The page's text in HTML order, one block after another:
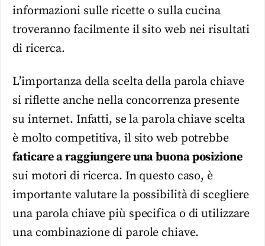
informazioni sulle ricette o sulla cucina
troveranno facilmente il sito web nei risultati
di ricerca.
L’importanza della scelta della parola chiave
si riflette anche nella concorrenza presente
su internet. Infatti, se la parola chiave scelta
è molto competitiva, il sito web potrebbe
faticare a raggiungere una buona posizione
sui motori di ricerca. In questo caso, è
importante valutare la possibilità di scegliere
una parola chiave più specifica o di utilizzare
una combinazione di parole chiave.